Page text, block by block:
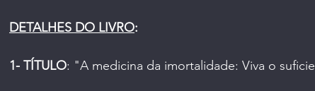
DETALHES DO LIVRO:
1- TÍTULO: "A medicina da imortalidade: Viva o